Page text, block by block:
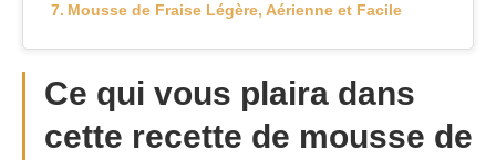
Mousse de Fraise Légère, Aérienne et Facile
Ce qui vous plaira dans
cette recette de mousse de